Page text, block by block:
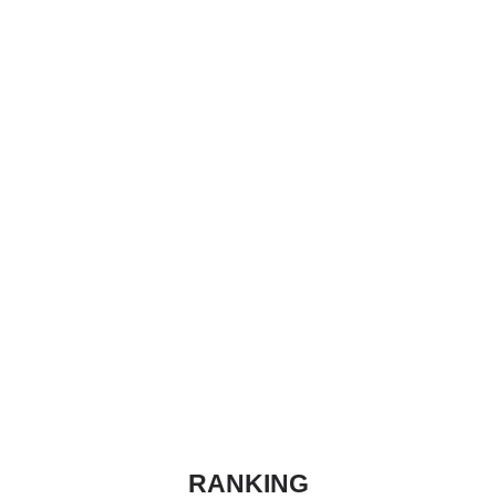
RANKING